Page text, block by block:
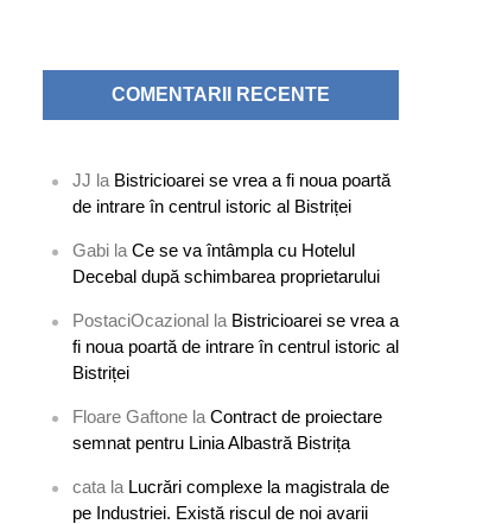
COMENTARII RECENTE
JJ la Bistricioarei se vrea a fi noua poartă
de intrare în centrul istoric al Bistriței
Gabi laCe se va întâmpla cu Hotelul
Decebal după schimbarea proprietarului
PostaciOcazional la Bistricioarei se vrea a
fi noua poartă de intrare în centrul istoric al
Bistriței
Floare Gaftone laContract de proiectare
semnat pentru Linia Albastră Bistrița
cata la Lucrări complexe la magistrala de
pe Industriei. Există riscul de noi avarii